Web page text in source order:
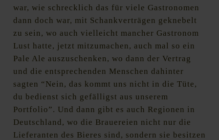
war, wie schrecklich das für viele Gastronomen
dann doch war, mit Schankverträgen geknebelt
zu sein, wo auch vielleicht mancher Gastronom
Lust hatte, jetzt mitzumachen, auch mal so ein
Pale Ale auszuschenken, wo dann der Vertrag
und die entsprechenden Menschen dahinter
sagten “Nein, das kommt uns nicht in die Tüte,
du bedienst sich gefälligst aus unserem
Portfolio”. Und dann gibt es auch Regionen in
Deutschland, wo die Brauereien nicht nur die
Lieferanten des Bieres sind, sondern sie besitzen